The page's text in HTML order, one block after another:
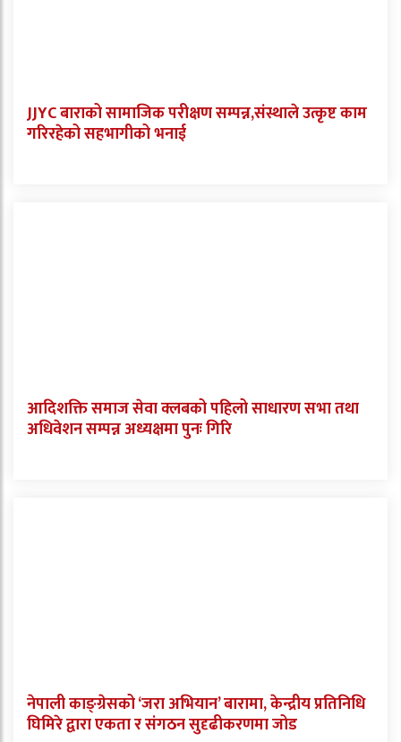
JJYC बाराको सामाजिक परीक्षण सम्पन्न,संस्थाले उत्कृष्ट काम
गरिरहेको सहभागीको भनाई
आदिशक्ति समाज सेवा क्लबको पहिलो साधारण सभा तथा
अधिवेशन सम्पन्न अध्यक्षमा पुनः गिरि
नेपाली काङ्ग्रेसको ‘जरा अभियान’ बारामा, केन्द्रीय प्रतिनिधि
घिमिरे द्वारा एकता र संगठन सुदृढीकरणमा जोड